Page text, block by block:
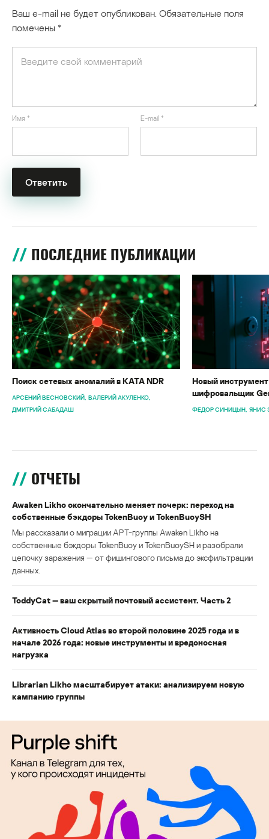
Ваш e-mail не будет опубликован. Обязательные поля
помечены *
Имя * E-mail *
ПОСЛЕДНИЕ ПУБЛИКАЦИИ
Поиск сетевых аномалий в KATA NDR
АРСЕНИЙ ВЕСНОВСКИЙ ВАЛЕРИЙ АКУЛЕНКО
ДМИТРИЙ САБАДАШ
Новый
шифровальщик
ФЕДОР СИНИЦЫН ЯНИС
ОТЧЕТЫ
Awaken Likho окончательно меняет почерк: переход на
собственные бэкдоры TokenBuoy и TokenBuoySH
Мы рассказали о миграции APT-группы Awaken Likho на
собственные бэкдоры TokenBuoy и TokenBuoySH и разобрали
цепочку заражения — от фишингового письма до эксфильтрации
данных.
ToddyCat — ваш скрытый почтовый ассистент. Часть 2
Активность Cloud Atlas во второй половине 2025 года и в
начале 2026 года: новые инструменты и вредоносная
нагрузка
Librarian Likho масштабирует атаки: анализируем новую
кампанию группы